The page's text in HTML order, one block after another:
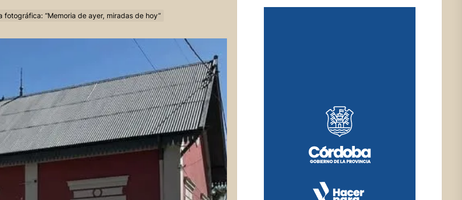
“Memoria de ayer, miradas de hoy”